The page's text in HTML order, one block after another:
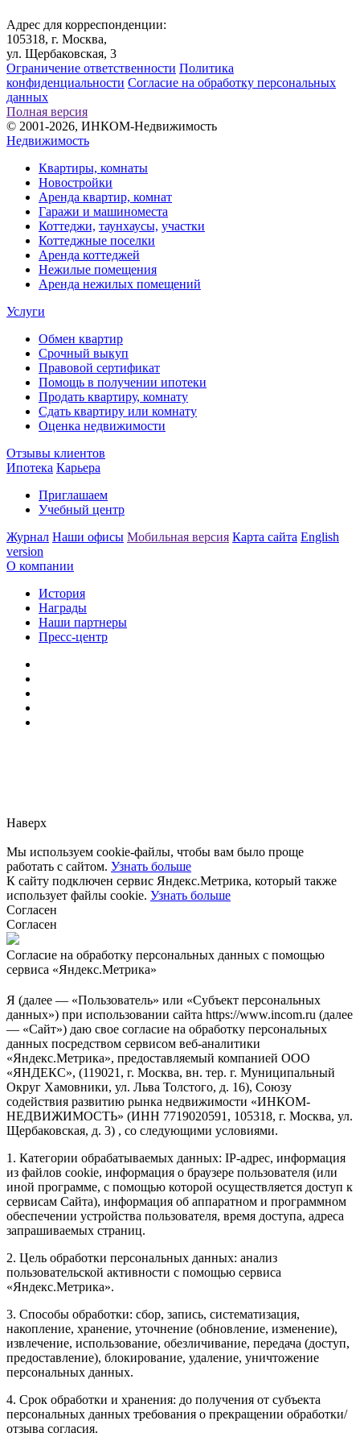
Адрес для корреспонденции:
105318, г. Москва,
ул. Щербаковская, 3
Ограничение ответственности Политика
конфиденциальности Согласие на обработку персональных
данных
Полная версия
© 2001-2026, ИНКОМ-Недвижимость
Недвижимость
Квартиры, комнаты
Новостройки
Аренда квартир, комнат
Гаражи и машиноместа
Коттеджи, таунхаусы, участки
Коттеджные поселки
Аренда коттеджей
Нежилые помещения
Аренда нежилых помещений
Услуги
Обмен квартир
Срочный выкуп
Правовой сертификат
Помощь в получении ипотеки
Продать квартиру, комнату
Сдать квартиру или комнату
Оценка недвижимости
Отзывы клиентов
Ипотека Карьера
Приглашаем
Учебный центр
Журнал Наши офисы Мобильная версия Карта сайта English
version
О компании
История
Награды
Наши партнеры
Пресс-центр
Наверх
Мы используем cookie-файлы, чтобы вам было проще
работать с сайтом. Узнать больше
К сайту подключен сервис Яндекс.Метрика, который также
использует файлы cookie. Узнать больше
Согласен
Согласен
Согласие на обработку персональных данных с помощью
сервиса «Яндекс.Метрика»
Я (далее — «Пользователь» или «Субъект персональных
данных») при использовании сайта https://www.incom.ru (далее
— «Сайт») даю свое согласие на обработку персональных
данных посредством сервисом веб-аналитики
«Яндекс.Метрика», предоставляемый компанией ООО
«ЯНДЕКС», (119021, г. Москва, вн. тер. г. Муниципальный
Округ Хамовники, ул. Льва Толстого, д. 16), Союзу
содействия развитию рынка недвижимости «ИНКОМ-
НЕДВИЖИМОСТЬ» (ИНН 7719020591, 105318, г. Москва, ул.
Щербаковская, д. 3) , со следующими условиями.
1. Категории обрабатываемых данных: IP-адрес, информация
из файлов cookie, информация о браузере пользователя (или
иной программе, с помощью которой осуществляется доступ к
сервисам Сайта), информация об аппаратном и программном
обеспечении устройства пользователя, время доступа, адреса
запрашиваемых страниц.
2. Цель обработки персональных данных: анализ
пользовательской активности с помощью сервиса
«Яндекс.Метрика».
3. Способы обработки: сбор, запись, систематизация,
накопление, хранение, уточнение (обновление, изменение),
извлечение, использование, обезличивание, передача (доступ,
предоставление), блокирование, удаление, уничтожение
персональных данных.
4. Срок обработки и хранения: до получения от субъекта
персональных данных требования о прекращении обработки/
отзыва согласия.